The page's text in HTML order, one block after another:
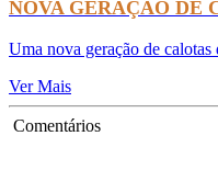
NOVA GERAÇÃO DE
Uma nova geração de
Ver Mais
Comentários